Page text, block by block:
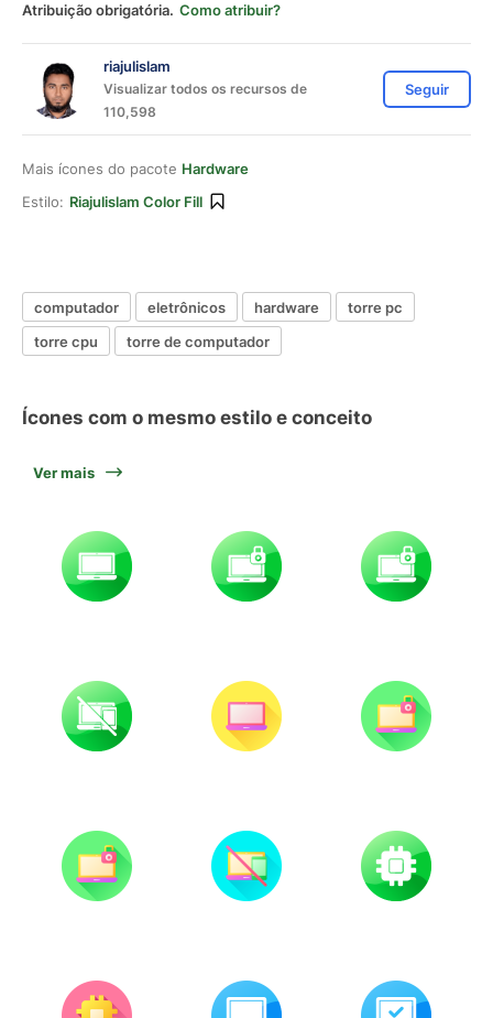
Atribuição obrigatória. Como atribuir?
riajulislam
Visualizar todos os recursos de
110,598
Seguir
Mais ícones do pacote Hardware
Estilo: Riajulislam Color Fill
computador eletrônicos hardware
torre pc
torre cpu
torre de computador
Ícones com o mesmo estilo e conceito
Ver mais